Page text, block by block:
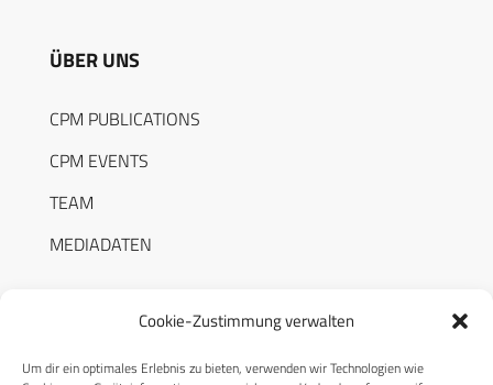
Cookie-Zustimmung verwalten
Um dir ein optimales Erlebnis zu bieten, verwenden wir Technologien wie
ÜBER UNS
CPM PUBLICATIONS
CPM EVENTS
TEAM
MEDIADATEN